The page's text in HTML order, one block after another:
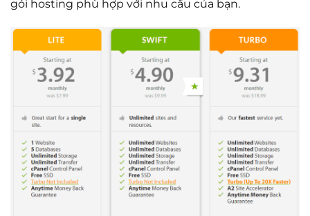
gói hosting phù hợp với nhu cầu của bạn.